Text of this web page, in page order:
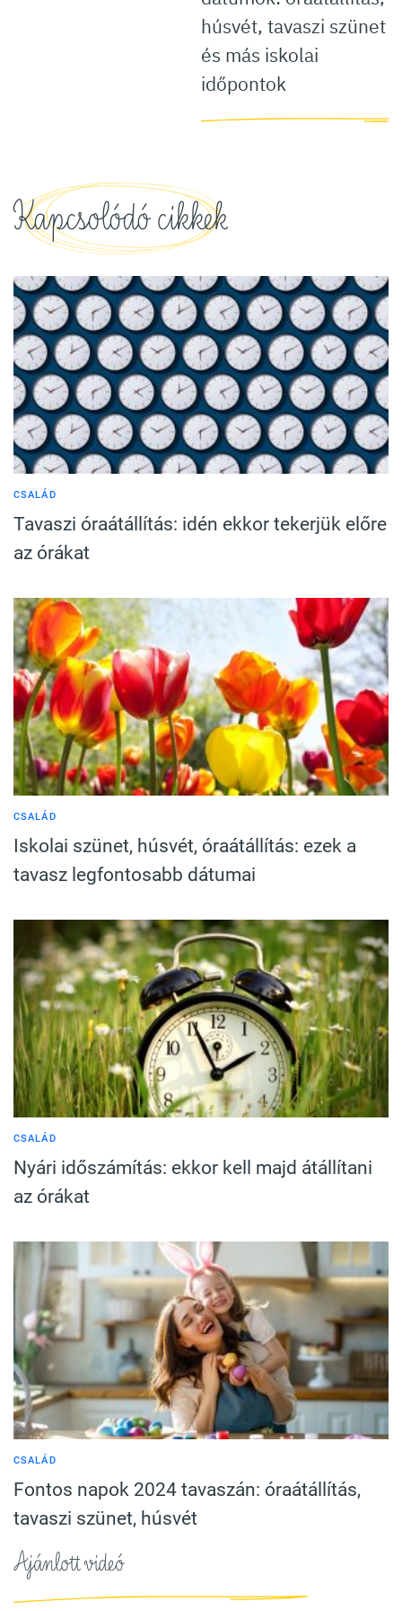
húsvét, tavaszi szünet
és más iskolai
időpontok
Kapcsolódó cikkek
CSALÁD
Tavaszi óraátállítás: idén ekkor tekerjük előre
az órákat
CSALÁD
Iskolai szünet, húsvét, óraátállítás: ezek a
tavasz legfontosabb dátumai
CSALÁD
Nyári időszámítás: ekkor kell majd átállítani
az órákat
CSALÁD
Fontos napok 2024 tavaszán: óraátállítás,
tavaszi szünet, húsvét
Ajánlott videó